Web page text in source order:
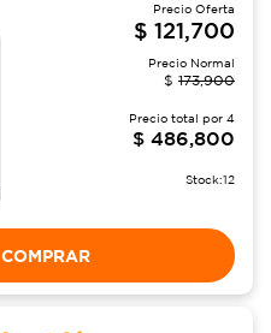
Precio Oferta
$ 121,700
Precio Normal
$ 173,900
Precio total por 4
$ 486,800
Stock:12
COMPRAR